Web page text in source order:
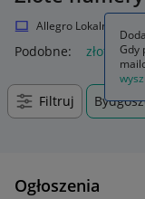
Allegro Lokalnie
Podobne: złote
Filtruj
Ogłoszenia
Gdy